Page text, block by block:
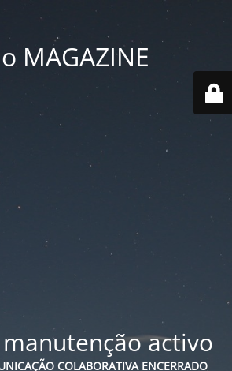
MAGAZINE
activo
COLABORATIVA ENCERRADO